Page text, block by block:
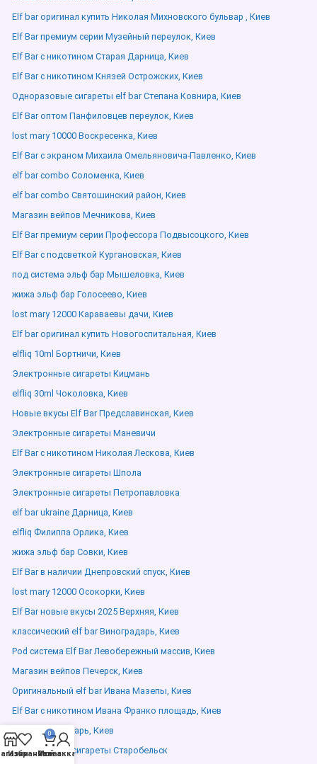
Elf bar оригинал купить Николая Михновского бульвар , Киев
Elf Bar премиум серии Музейный переулок, Киев
Elf Bar с никотином Старая Дарница, Киев
Elf Bar с никотином Князей Острожских, Киев
Одноразовые сигареты elf bar Степана Ковнира, Киев
Elf Bar оптом Панфиловцев переулок, Киев
lost mary 10000 Воскресенка, Киев
Elf Bar с экраном Михаила Омельяновича-Павленко, Киев
elf bar combo Соломенка, Киев
elf bar combo Святошинский район, Киев
Магазин вейпов Мечникова, Киев
Elf Bar премиум серии Профессора Подвысоцкого, Киев
Elf Bar с подсветкой Кургановская, Киев
под система эльф бар Мышеловка, Киев
жижа эльф бар Голосеево, Киев
lost mary 12000 Караваевы дачи, Киев
Elf bar оригинал купить Новогоспитальная, Киев
elfliq 10ml Бортничи, Киев
Электронные сигареты Кицмань
elfliq 30ml Чоколовка, Киев
Новые вкусы Elf Bar Предславинская, Киев
Электронные сигареты Маневичи
Elf Bar с никотином Николая Лескова, Киев
Электронные сигареты Шпола
Электронные сигареты Петропавловка
elf bar ukraine Дарница, Киев
elfliq Филиппа Орлика, Киев
жижа эльф бар Совки, Киев
Elf Bar в наличии Днепровский спуск, Киев
lost mary 12000 Осокорки, Киев
Elf Bar новые вкусы 2025 Верхняя, Киев
классический elf bar Виноградарь, Киев
Pod система Elf Bar Левобережный массив, Киев
Магазин вейпов Печерск, Киев
Оригинальный elf bar Ивана Мазепы, Киев
Elf Bar с никотином Ивана Франко площадь, Киев
Elfliq Виноградарь, Киев
Электронные сигареты Старобельск
Избранное
0
Заказ
Мой аккаунт